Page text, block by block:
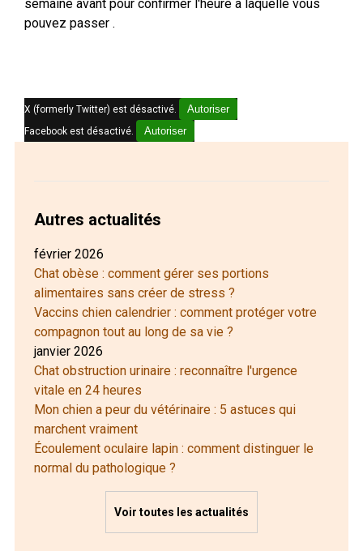
semaine avant pour confirmer l'heure à laquelle vous
pouvez passer .
X (formerly Twitter) est désactivé. Autoriser
Facebook est désactivé. Autoriser
Autres actualités
février 2026
Chat obèse : comment gérer ses portions
alimentaires sans créer de stress ?
Vaccins chien calendrier : comment protéger votre
compagnon tout au long de sa vie ?
janvier 2026
Chat obstruction urinaire : reconnaître l'urgence
vitale en 24 heures
Mon chien a peur du vétérinaire : 5 astuces qui
marchent vraiment
Écoulement oculaire lapin : comment distinguer le
normal du pathologique ?
Voir toutes les actualités